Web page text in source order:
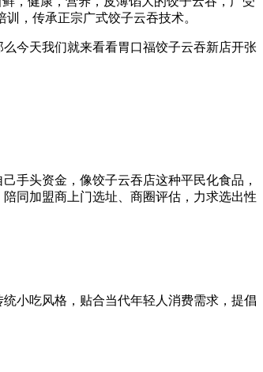
，传承正宗广式饺子云吞技术。
今天我们就来看看胃口福饺子云吞新店开张
手头资金，像饺子云吞店这种平民化食品，
同加盟商上门选址、商圈评估，力求选出性
小吃风格，贴合当代年轻人消费需求，提倡